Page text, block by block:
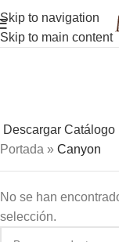
Skip to navigation
Skip to main content
Descargar Catálogo
Portada » Canyon
No se han
selección.